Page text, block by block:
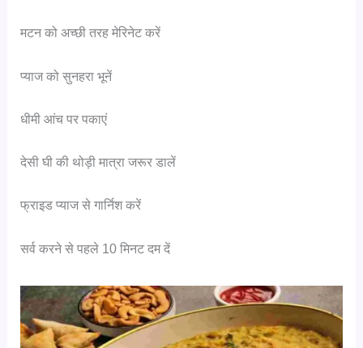
मटन को अच्छी तरह मेरिनेट करें
प्याज को सुनहरा भूनें
धीमी आंच पर पकाएं
देसी घी की थोड़ी मात्रा जरूर डालें
फ्राइड प्याज से गार्निश करें
सर्व करने से पहले 10 मिनट दम दें